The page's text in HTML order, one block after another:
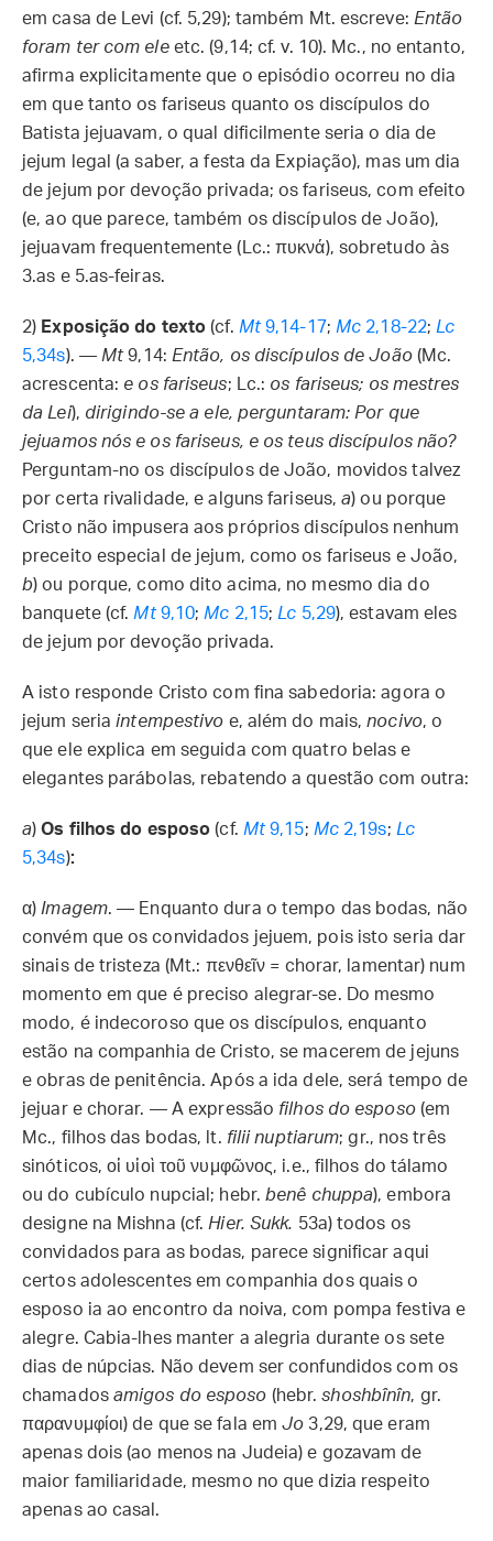
em casa de Levi (cf. 5,29); também Mt. escreve: Então
foram ter com eleetc. (9,14; cf. v. 10). Mc., no entanto,
afirma explicitamente que o episódio ocorreu no dia
em que tanto os fariseus quanto os discípulos do
Batista jejuavam, o qual dificilmente seria o dia de
jejum legal (a saber, a festa da Expiação), mas um dia
de jejum por devoção privada; os fariseus, com efeito
(e, ao que parece, também os discípulos de João),
jejuavam frequentemente (Lc.: πυκνά), sobretudo às
3.as e 5.as-feiras.
2) Exposição do texto (cf. Mt9,14-17; Mc 2,18-22; Lc
5,34s). —Mt9,14: Então, os discípulos de João(Mc.
acrescenta: e os fariseus; Lc.: os fariseus; os mestres
da Lei), dirigindo-se a ele, perguntaram: Por que
jejuamos nós e os fariseus, e os teus discípulos não?
Perguntam-no os discípulos de João, movidos talvez
por certa rivalidade, e alguns fariseus,a) ou porque
Cristo não impusera aos próprios discípulos nenhum
preceito especial de jejum, como os fariseus e João,
b) ou porque, como dito acima, no mesmo dia do
banquete (cf. Mt9,10; Mc 2,15; Lc 5,29), estavam eles
de jejum por devoção privada.
A isto responde Cristo com fina sabedoria: agora o
jejum seriaintempestivo e, além do mais,nocivo, o
que ele explica em seguida com quatro belas e
elegantes parábolas, rebatendo a questão com outra:
a) Os filhos do esposo (cf. Mt9,15; Mc2,19s; Lc
5,34s):
α) Imagem. — Enquanto dura o tempo das bodas, não
convém que os convidados jejuem, pois isto seria dar
sinais de tristeza (Mt.: πενθεῖν = chorar, lamentar) num
momento em que é preciso alegrar-se. Do mesmo
modo, é indecoroso que os discípulos, enquanto
estão na companhia de Cristo, se macerem de jejuns
e obras de penitência. Após a ida dele, será tempo de
jejuar e chorar. — A expressão filhos do esposo(em
Mc., filhos das bodas, lt. filii nuptiarum; gr., nos três
sinóticos, οἱ υἱοὶ τοῦ νυμφῶνος, i.e., filhos do tálamo
ou do cubículo nupcial; hebr.benê chuppa), embora
designe na Mishna (cf. Hier. Sukk. 53a) todos os
convidados para as bodas, parece significar aqui
certos adolescentes em companhia dos quais o
esposo ia ao encontro da noiva, com pompa festiva e
alegre. Cabia-lhes manter a alegria durante os sete
dias de núpcias. Não devem ser confundidos com os
chamados amigos do esposo (hebr.shoshbînîn, gr.
παρανυμφίοι) de que se fala emJo 3,29, que eram
apenas dois (ao menos na Judeia) e gozavam de
maior familiaridade, mesmo no que dizia respeito
apenas ao casal.